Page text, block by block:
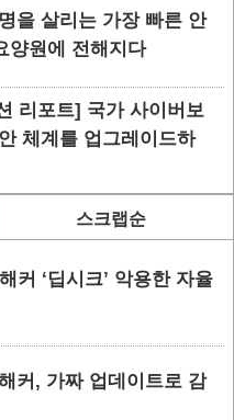
을 살리는 가장 빠른 안
양원에 전해지다
리포트] 국가 사이버보
체계를 업그레이드하
스크랩순
커 ‘딥시크’ 악용한 자율
커, 가짜 업데이트로 감